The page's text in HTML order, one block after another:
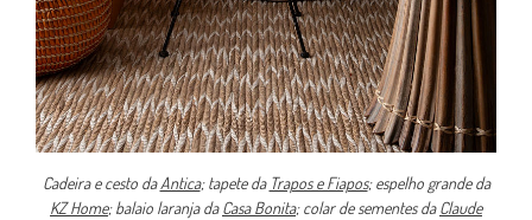
Cadeira e cesto daAntica; tapete da Trapos e Fiapos; espelho grande da
KZ Home; balaio laranja daCasa Bonita; colar de sementes daClaude